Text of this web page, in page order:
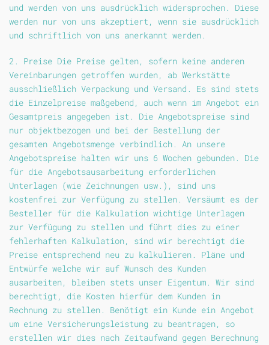
und werden von uns ausdrücklich widersprochen. Diese
werden nur von uns akzeptiert, wenn sie ausdrücklich
und schriftlich von uns anerkannt werden.
2. Preise Die Preise gelten, sofern keine anderen
Vereinbarungen getroffen wurden, ab Werkstätte
ausschließlich Verpackung und Versand. Es sind stets
die Einzelpreise maßgebend, auch wenn im Angebot ein
Gesamtpreis angegeben ist. Die Angebotspreise sind
nur objektbezogen und bei der Bestellung der
gesamten Angebotsmenge verbindlich. An unsere
Angebotspreise halten wir uns 6 Wochen gebunden. Die
für die Angebotsausarbeitung erforderlichen
Unterlagen (wie Zeichnungen usw.), sind uns
kostenfrei zur Verfügung zu stellen. Versäumt es der
Besteller für die Kalkulation wichtige Unterlagen
zur Verfügung zu stellen und führt dies zu einer
fehlerhaften Kalkulation, sind wir berechtigt die
Preise entsprechend neu zu kalkulieren. Pläne und
Entwürfe welche wir auf Wunsch des Kunden
ausarbeiten, bleiben stets unser Eigentum. Wir sind
berechtigt, die Kosten hierfür dem Kunden in
Rechnung zu stellen. Benötigt ein Kunde ein Angebot
um eine Versicherungsleistung zu beantragen, so
erstellen wir dies nach Zeitaufwand gegen Berechnung